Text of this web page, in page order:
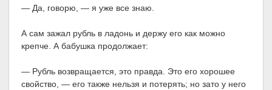
— Да, говорю, — я уже все знаю.
А сам зажал рубль в ладонь и держу его как можно
крепче. А бабушка продолжает:
— Рубль возвращается, это правда. Это его хорошее
свойство, — его также нельзя и потерять; но зато у него